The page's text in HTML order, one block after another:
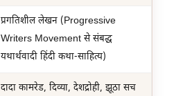
प्रगतिशील लेखन (Progressive
Writers Movement से संबद्ध
यथार्थवादी हिंदी कथा-साहित्य)
दादा कामरेड, दिव्या, देशद्रोही, झूठा सच